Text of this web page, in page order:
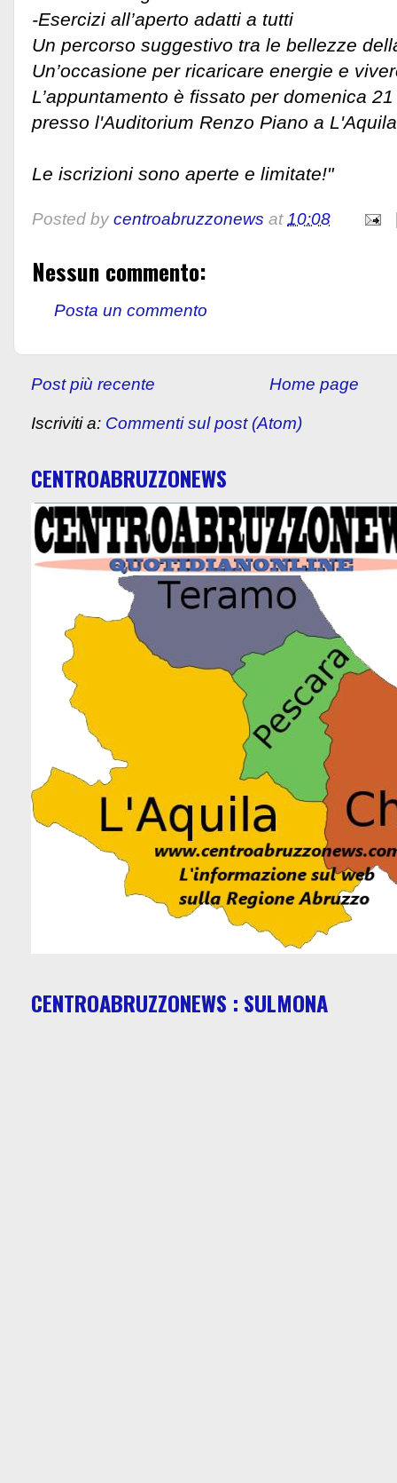
-Esercizi all’aperto adatti a tutti
Un percorso suggestivo tra le bellezze
Un’occasione per ricaricare energie e
L’appuntamento è fissato per domenica
presso l'Auditorium Renzo Piano a
Le iscrizioni sono aperte e limitate!"
Posted by centroabruzzonews at10:08
Nessun commento:
Posta un commento
Post più recente Home page
Iscriviti a: Commenti sul post (Atom)
CENTROABRUZZONEWS
CENTROABRUZZONEWS : SULMONA